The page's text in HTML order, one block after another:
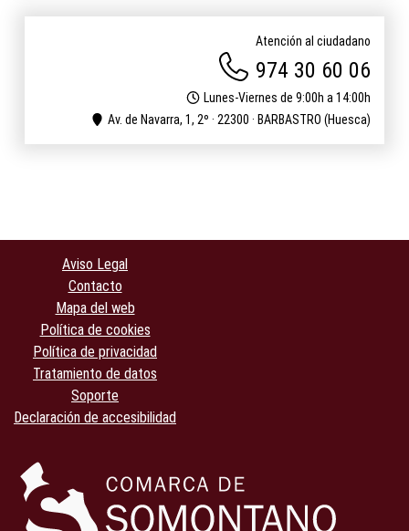
Atención al ciudadano
974 30 60 06
Lunes-Viernes de 9:00h a 14:00h
Av. de Navarra, 1, 2º · 22300 · BARBASTRO (Huesca)
Aviso Legal
Contacto
Mapa del web
Política de cookies
Política de privacidad
Tratamiento de datos
Soporte
Declaración de accesibilidad